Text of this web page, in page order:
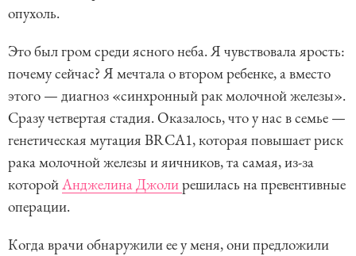
опухоль.
Это был гром среди ясного неба. Я чувствовала ярость:
почему сейчас? Я мечтала о втором ребенке, а вместо
этого — диагноз «синхронный рак молочной железы».
Сразу четвертая стадия. Оказалось, что у нас в семье —
генетическая мутация BRCA1, которая повышает риск
рака молочной железы и яичников, та самая, из-за
которойАнджелина Джолирешилась на превентивные
операции.
Когда врачи обнаружили ее у меня, они предложили